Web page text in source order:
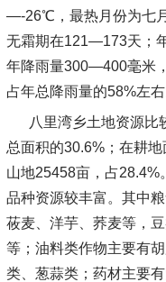
—-26℃，最热月份为七
无霜期在121—173天；
年降雨量300—400毫米
占年总降雨量的58%左右
八里湾乡土地资源比
总面积的30.6%；在耕
山地25458亩，占28.4%
品种资源较丰富。其中
莜麦、洋芋、荞麦等，
等；油料类作物主要有
类、葱蒜类；药材主要